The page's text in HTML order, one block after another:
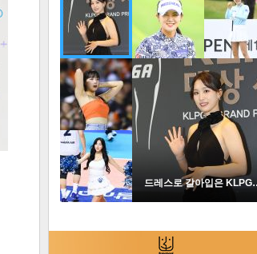
FOCUS
많이 본 뉴스
연예
스포츠 포토
2
드레스